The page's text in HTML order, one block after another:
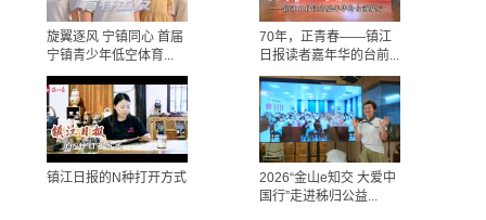
旋翼逐风 宁镇同心 首届
宁镇青少年低空体育...
70年，正青春——镇江
日报读者嘉年华的台前...
镇江日报的N种打开方式
2026“金山e知交 大爱中
国行”走进秭归公益...